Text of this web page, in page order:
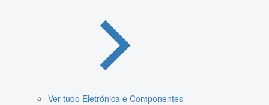
Ver tudo Eletrónica e Componentes